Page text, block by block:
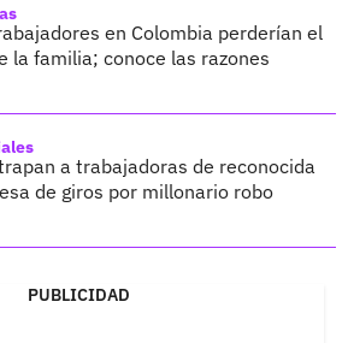
en Colombia perderían el
la familia; conoce las razones
a trabajadoras de reconocida
de giros por millonario robo
PUBLICIDAD